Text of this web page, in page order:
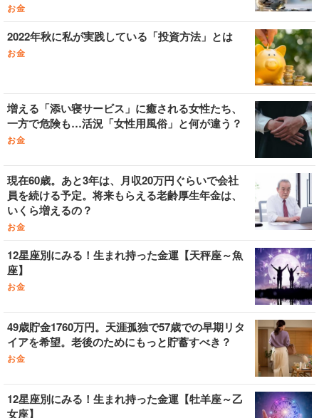
お金
2022年秋に私が実践している「投資方法」とは
お金
増える「添い寝サービス」に癒される女性たち、
一方で危険も…活況「女性用風俗」と何が違う？
お金
現在60歳。あと3年は、月収20万円ぐらいで会社
員を続ける予定。将来もらえる老齢厚生年金は、
いくら増えるの？
お金
12星座別にみる！生まれ持った金運【天秤座～魚
座】
お金
49歳貯金1760万円。天涯孤独で57歳での早期リタ
イアを希望。老後のためにもっと貯蓄すべき？
お金
12星座別にみる！生まれ持った金運【牡羊座～乙
女座】